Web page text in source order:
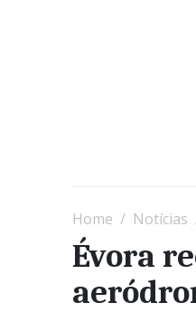
Home Notícias
Évora